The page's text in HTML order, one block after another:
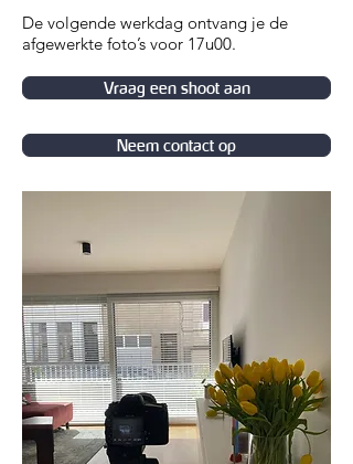
De volgende werkdag ontvang je de
afgewerkte foto’s voor 17u00.
Vraag een shoot aan
Neem contact op